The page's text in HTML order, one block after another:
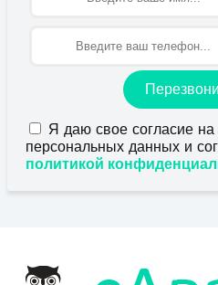
Я даю свое согласие на
персональных данных и
политикой